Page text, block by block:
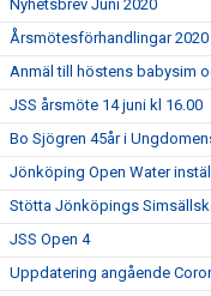
Nyhetsbrev Juni 2020
Årsmötesförhandlingar 2020
Anmäl till höstens babysim
JSS årsmöte 14 juni kl 16.00
Bo Sjögren 45år i
Jönköping Open Water
Stötta Jönköpings
JSS Open 4
Uppdatering angående